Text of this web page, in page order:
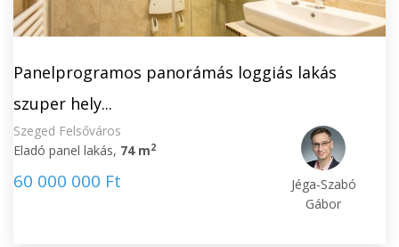
Panelprogramos panorámás loggiás lakás
szuper hely...
Szeged Felsőváros
Eladó panel lakás, 74 m2
60 000 000 Ft
Jéga-Szabó
Gábor